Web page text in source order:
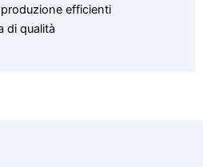
efficienti
di qualità